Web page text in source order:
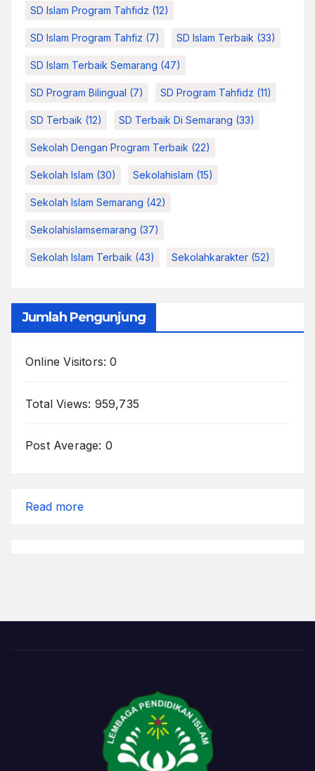
SD Islam Program Tahfidz (12)
SD Islam Program Tahfiz (7) SD Islam Terbaik (33)
SD Islam Terbaik Semarang (47)
SD Program Bilingual (7) SD Program Tahfidz (11)
SD Terbaik (12) SD Terbaik Di Semarang (33)
Sekolah Dengan Program Terbaik (22)
Sekolah Islam (30) Sekolahislam (15)
Sekolah Islam Semarang (42)
Sekolahislamsemarang (37)
Sekolah Islam Terbaik (43) Sekolahkarakter (52)
Jumlah Pengunjung
Online Visitors:0
Total Views: 959,735
Post Average: 0
Read more